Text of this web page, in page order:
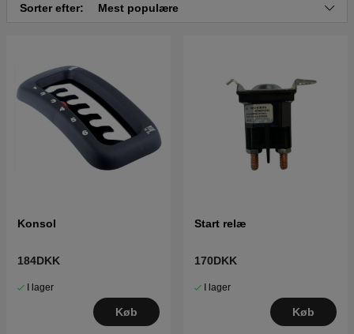
Sorter efter: Mest populære
Konsol
184DKK
I lager
Køb
Start relæ
170DKK
I lager
Køb